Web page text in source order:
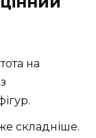
на
складніше.